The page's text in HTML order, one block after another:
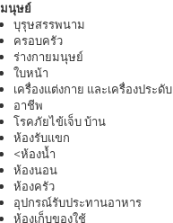
มนุษย์
บุรุษสรรพนาม
ครอบครัว
ร่างกายมนุษย์
ใบหน้า
เครื่องแต่งกาย และเครื่องประดับ
อาชีพ
โรคภัยไข้เจ็บ บ้าน
ห้องรับแขก
<ห้องน้ำ
ห้องนอน
ห้องครัว
อุปกรณ์รับประทานอาหาร
ห้องเก็บของใช้